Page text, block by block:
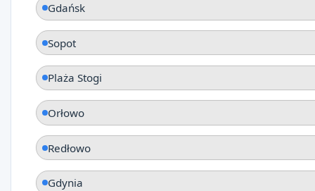
Gdańsk
Sopot
Plaża Stogi
Orłowo
Redłowo
Gdynia